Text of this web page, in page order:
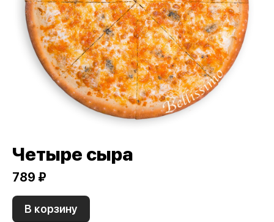
Четыре сыра
789 ₽
В корзину